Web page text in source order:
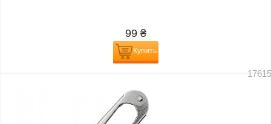
99 ₴
Купить